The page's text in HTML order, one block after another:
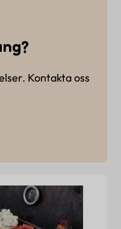
Kontakta oss